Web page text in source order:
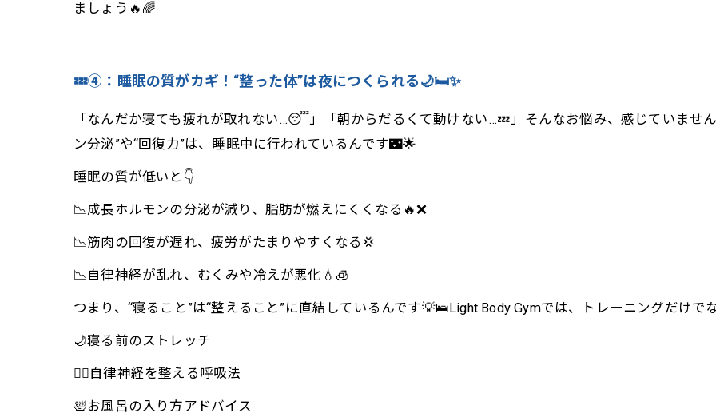
ましょう🔥🌈
💤④：睡眠の質がカギ！“整った体”は夜につくられる🌙🛏️✨
「なんだか寝ても疲れが取れない…😴」「朝からだるくて動けない…💤」そんなお悩み、感じていませ
ン分泌”や“回復力”は、睡眠中に行われているんです🌃🌟
睡眠の質が低いと👇
📉成長ホルモンの分泌が減り、脂肪が燃えにくくなる🔥❌
📉筋肉の回復が遅れ、疲労がたまりやすくなる💢
📉自律神経が乱れ、むくみや冷えが悪化💧🧊
つまり、“寝ること”は“整えること”に直結しているんです💡🛌Light Body Gymでは、トレーニングだけ
🌙寝る前のストレッチ
🧘‍♀️自律神経を整える呼吸法
🛀お風呂の入り方アドバイス